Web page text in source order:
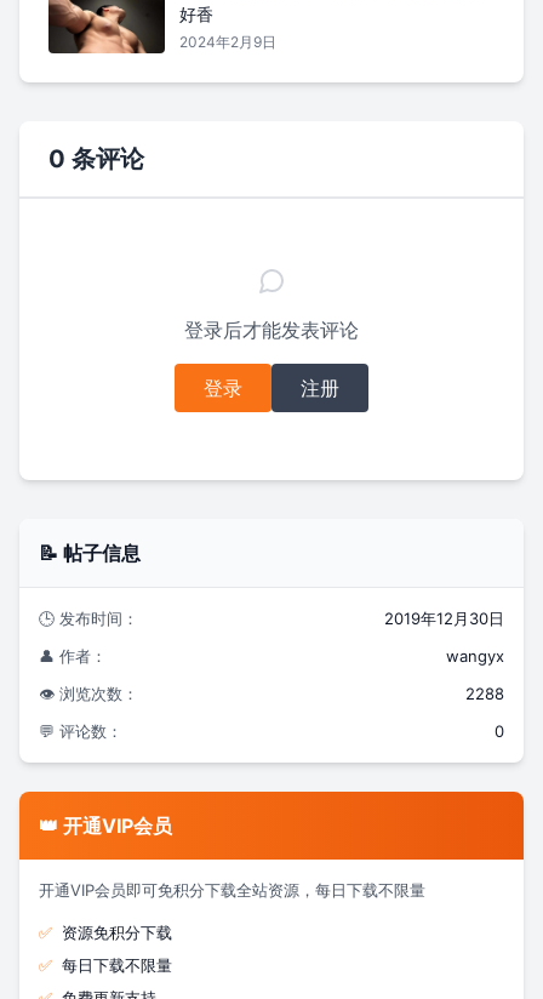
好香
2024年2月9日
0 条评论
登录后才能发表评论
登录 注册
📝 帖子信息
🕒 发布时间：
2019年12月30日
👤 作者：
wangyx
👁️ 浏览次数：
2288
💬 评论数：
0
👑 开通VIP会员
开通VIP会员即可免积分下载全站资源，每日下载不限量
✅ 资源免积分下载
✅ 每日下载不限量